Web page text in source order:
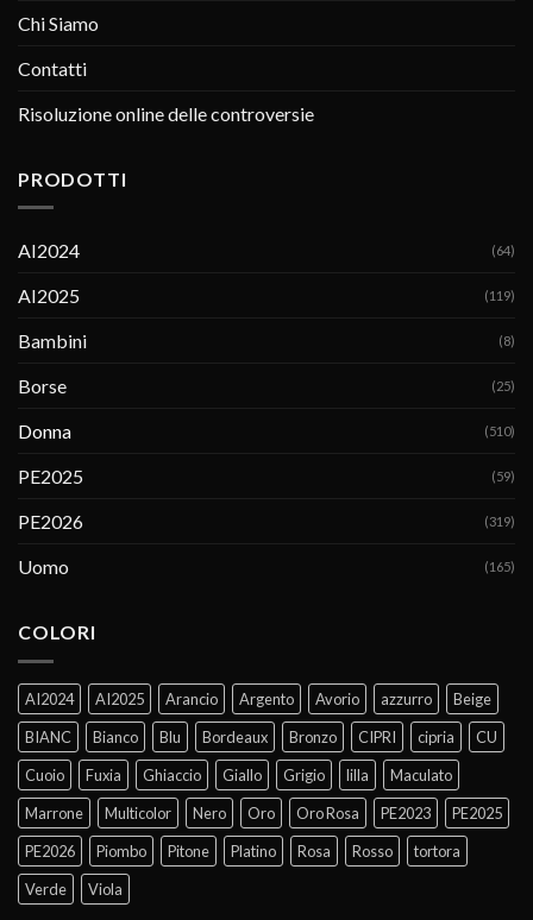
Chi Siamo
Contatti
Risoluzione online delle controversie
PRODOTTI
AI2024 (64)
AI2025 (119)
Bambini (8)
Borse (25)
Donna (510)
PE2025 (59)
PE2026 (319)
Uomo (165)
COLORI
AI2024 AI2025 Arancio Argento Avorio azzurro
Beige
BIANC
Bianco Blu Bordeaux Bronzo CIPRI cipria
CU
Cuoio
Fuxia Ghiaccio Giallo Grigio lilla
Maculato
Marrone
Multicolor Nero Oro Oro Rosa PE2023
PE2025
PE2026
Piombo Pitone Platino Rosa Rosso
tortora
Verde
Viola